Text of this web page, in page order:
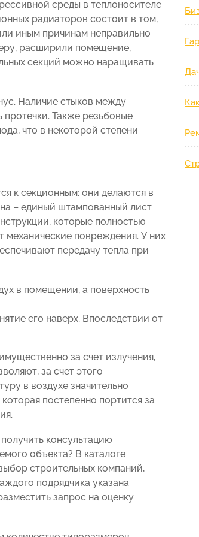
среды в теплоносителе
радиаторов состоит в том,
иным причинам неправильно
расширили помещение,
секций можно наращивать
Наличие стыков между
протечки. Также резьбовые
что в некоторой степени
к секционным: они делаются в
– единый штампованный лист
которые полностью
механические повреждения. У них
передачу тепла при
в помещении, а поверхность
его наверх. Впоследствии от
за счет излучения,
за счет этого
в воздухе значительно
постепенно портится за
консультацию
объекта? В каталоге
строительных компаний,
подрядчика указана
запрос на оценку